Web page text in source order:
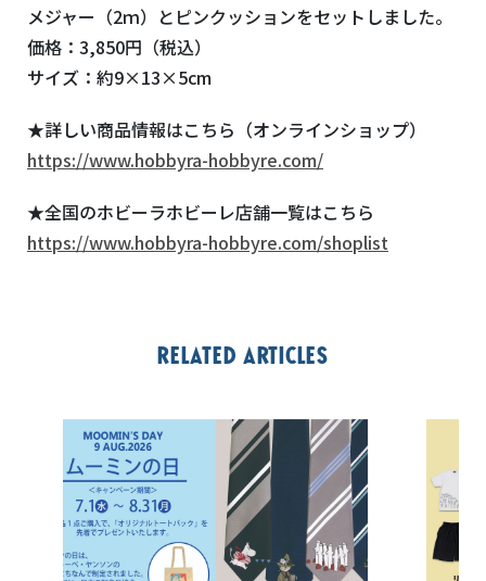
メジャー（2ｍ）とピンクッションをセットしました。
価格：3,850円（税込）
サイズ：約9×13×5cm
★詳しい商品情報はこちら（オンラインショップ）
https://www.hobbyra-hobbyre.com/
★全国のホビーラホビーレ店舗一覧はこちら
https://www.hobbyra-hobbyre.com/shoplist
Related articles